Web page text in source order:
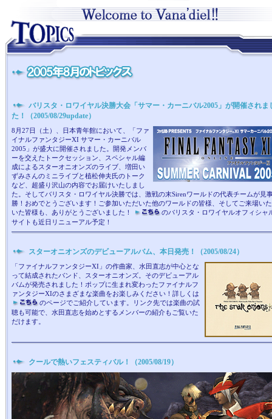
バリスタ・ロワイヤル決勝大会「サマー・カーニバル2005」が開催されま
た！（2005/08/29update）
8月27日（土）、日本青年館において、「ファ
イナルファンタジーXI サマー・カーニバル
2005」が盛大に開催されました。開発メンバ
ーを交えたトークセッション、スペシャル編
成によるスターオニオンズのライブ、増田い
ずみさんのミニライブと植松伸夫氏のトーク
など、超盛り沢山の内容でお届けいたしまし
た。そしてバリスタ・ロワイヤル決勝では、激戦の末Sirenワールドの代表チームが見
勝！おめでとうございます！ご参加いただいた他のワールドの皆様、そしてご来場い
いた皆様も、ありがとうございました！
のバリスタ・ロワイヤルオフィシャ
サイトも近日リニューアル予定！
スターオニオンズのデビューアルバム、本日発売！（2005/08/24）
「ファイナルファンタジーXI」の作曲家、水田直志が中心とな
って結成されたバンド、スターオニオンズ。そのデビューアル
バムが発売されました！ポップに生まれ変わったファイナルフ
ァンタジーXIのさまざまな楽曲をお楽しみください！詳しくは
のページでご紹介しています。リンク先では楽曲の試
聴も可能で、水田直志を始めとするメンバーの紹介もご覧いた
だけます。
クールで熱いフェスティバル！（2005/08/19）